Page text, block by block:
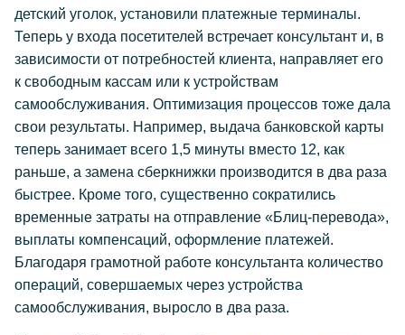
детский уголок, установили платежные терминалы.
Теперь у входа посетителей встречает консультант и, в
зависимости от потребностей клиента, направляет его
к свободным кассам или к устройствам
самообслуживания. Оптимизация процессов тоже дала
свои результаты. Например, выдача банковской карты
теперь занимает всего 1,5 минуты вместо 12, как
раньше, а замена сберкнижки производится в два раза
быстрее. Кроме того, существенно сократились
временные затраты на отправление «Блиц-перевода»,
выплаты компенсаций, оформление платежей.
Благодаря грамотной работе консультанта количество
операций, совершаемых через устройства
самообслуживания, выросло в два раза.